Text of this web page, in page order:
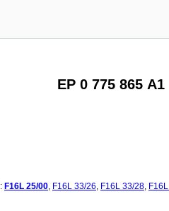
EP 0 775 865 A1
: F16L 25/00, F16L 33/26, F16L 33/28, F16L